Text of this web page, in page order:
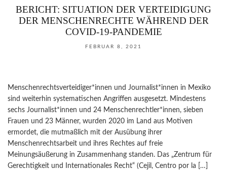
BERICHT: SITUATION DER VERTEIDIGUNG
DER MENSCHENRECHTE WÄHREND DER
COVID-19-PANDEMIE
FEBRUAR 8, 2021
Menschenrechtsverteidiger*innen und Journalist*innen in Mexiko
sind weiterhin systematischen Angriffen ausgesetzt. Mindestens
sechs Journalist*innen und 24 Menschenrechtler*innen, sieben
Frauen und 23 Männer, wurden 2020 im Land aus Motiven
ermordet, die mutmaßlich mit der Ausübung ihrer
Menschenrechtsarbeit und ihres Rechtes auf freie
Meinungsäußerung in Zusammenhang standen. Das „Zentrum für
Gerechtigkeit und Internationales Recht“ (Cejil, Centro por la […]